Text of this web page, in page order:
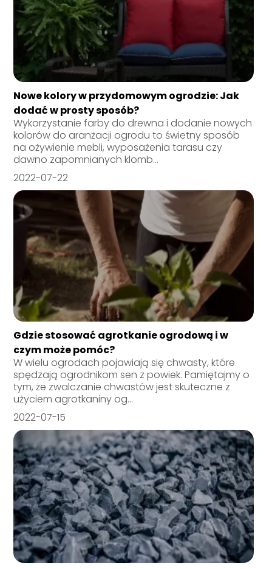
Nowe kolory w przydomowym ogrodzie: Jak
dodać w prosty sposób?
Wykorzystanie farby do drewna i dodanie nowych
kolorów do aranżacji ogrodu to świetny sposób
na ożywienie mebli, wyposażenia tarasu czy
dawno zapomnianych klomb...
2022-07-22
Gdzie stosować agrotkanie ogrodową i w
czym może pomóc?
W wielu ogrodach pojawiają się chwasty, które
spędzają ogrodnikom sen z powiek. Pamiętajmy o
tym, że zwalczanie chwastów jest skuteczne z
użyciem agrotkaniny og...
2022-07-15